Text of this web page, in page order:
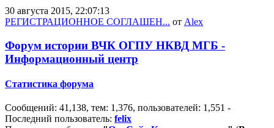
30 августа 2015, 22:07:13
РЕГИСТРАЦИОННОЕ СОГЛАШЕН... от Alex
Форум истории ВЧК ОГПУ НКВД МГБ -
Информационный центр
Статистика форума
Сообщений: 41,138, тем: 1,376, пользователей: 1,551 -
Последний пользователь: felix